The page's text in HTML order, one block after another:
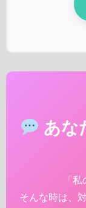
あな
「
そんな時は、